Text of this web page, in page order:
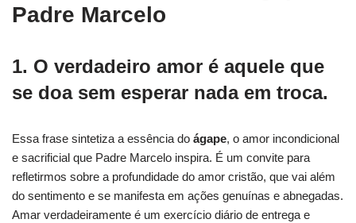
Padre Marcelo
1. O verdadeiro amor é aquele que
se doa sem esperar nada em troca.
Essa frase sintetiza a essência do ágape, o amor incondicional
e sacrificial que Padre Marcelo inspira. É um convite para
refletirmos sobre a profundidade do amor cristão, que vai além
do sentimento e se manifesta em ações genuínas e abnegadas.
Amar verdadeiramente é um exercício diário de entrega e